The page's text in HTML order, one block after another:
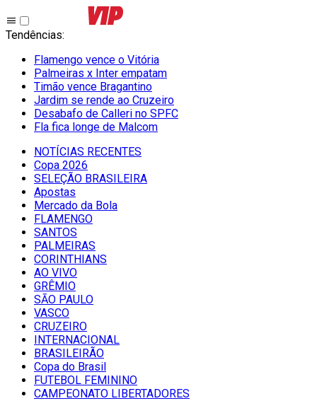
Tendências:
Flamengo vence o Vitória
Palmeiras x Inter empatam
Timão vence Bragantino
Jardim se rende ao Cruzeiro
Desabafo de Calleri no SPFC
Fla fica longe de Malcom
NOTÍCIAS RECENTES
Copa 2026
SELEÇÃO BRASILEIRA
Apostas
Mercado da Bola
FLAMENGO
SANTOS
PALMEIRAS
CORINTHIANS
AO VIVO
GRÊMIO
SĀO PAULO
VASCO
CRUZEIRO
INTERNACIONAL
BRASILEIRÃO
Copa do Brasil
FUTEBOL FEMININO
CAMPEONATO LIBERTADORES